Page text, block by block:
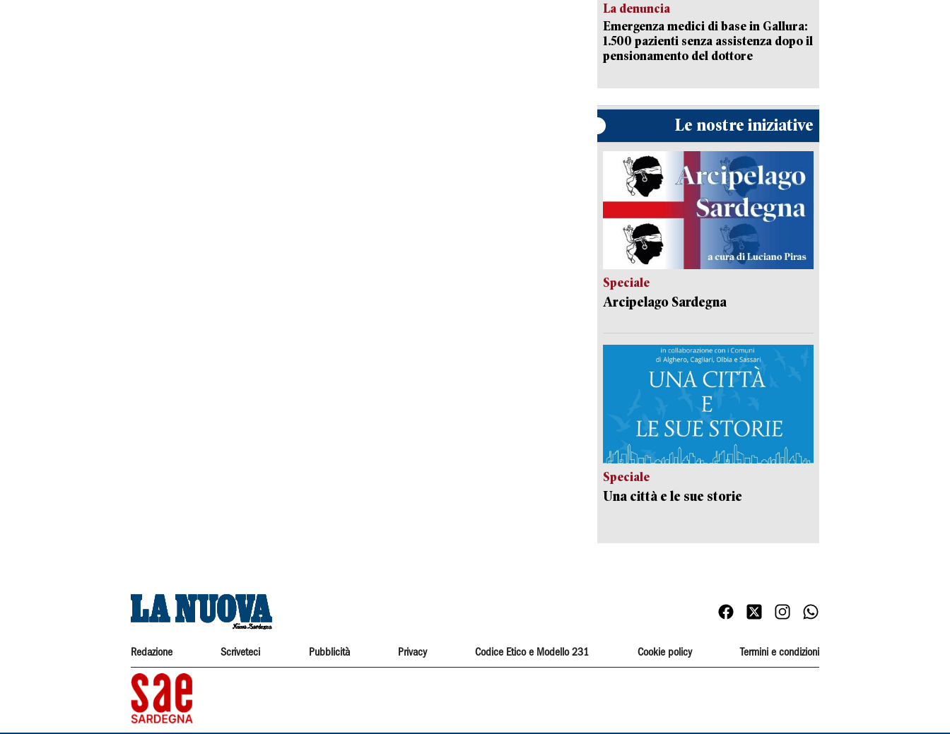
La denuncia
Emergenza medici di base in Gallura:
1.500 pazienti senza assistenza dopo il
pensionamento del dottore
Le nostre iniziative
Speciale
Arcipelago Sardegna
Speciale
Una città e le sue storie
Redazione Scriveteci Pubblicità Privacy Codice Etico e Modello 231 Cookie policy Termini e condizioni